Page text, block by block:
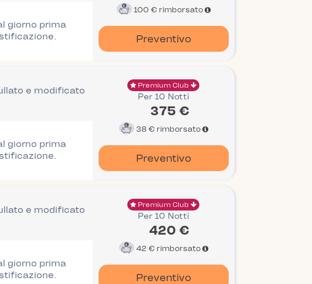
giorno prima
100 € rimborsato
Preventivo
e modificato
giorno prima
Premium Club
Per 10 Notti
375 €
38 € rimborsato
Preventivo
e modificato
giorno prima
Premium Club
Per 10 Notti
420 €
42 € rimborsato
Preventivo